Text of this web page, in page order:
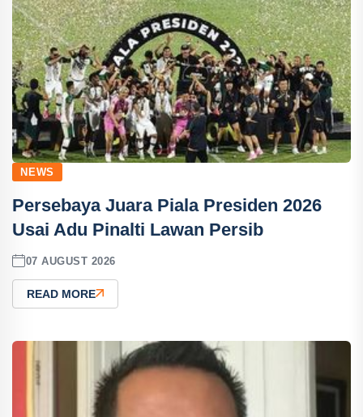
NEWS
Persebaya Juara Piala Presiden 2026
Usai Adu Pinalti Lawan Persib
07 AUGUST 2026
READ MORE